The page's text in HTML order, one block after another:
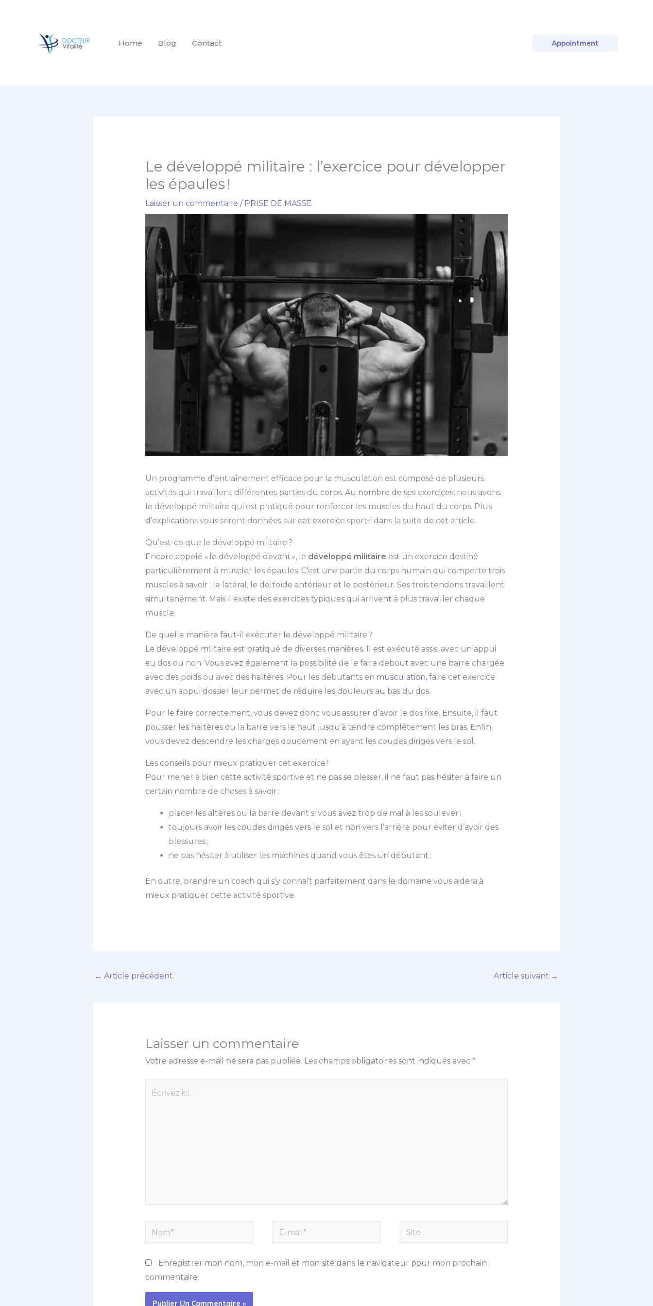
Home
Blog Contact Appointment
Le développé militaire : l’exercice pour développer
les épaules !
Laisser un commentaire / PRISE DE MASSE
Un programme d’entraînement efficace pour la musculation est composé de plusieurs
activités qui travaillent différentes parties du corps. Au nombre de ses exercices, nous avons
le développé militaire qui est pratiqué pour renforcer les muscles du haut du corps. Plus
d’explications vous seront données sur cet exercice sportif dans la suite de cet article.
Qu’est-ce que le développé militaire ?
Encore appelé « le développé devant », le développé militaire est un exercice destiné
particulièrement à muscler les épaules. C’est une partie du corps humain qui comporte trois
muscles à savoir : le latéral, le deltoïde antérieur et le postérieur. Ses trois tendons travaillent
simultanément. Mais il existe des exercices typiques qui arrivent à plus travailler chaque
muscle.
De quelle manière faut-il exécuter le développé militaire ?
Le développé militaire est pratiqué de diverses manières. Il est exécuté assis, avec un appui
au dos ou non. Vous avez également la possibilité de le faire debout avec une barre chargée
avec des poids ou avec des haltères. Pour les débutants en musculation, faire cet exercice
avec un appui dossier leur permet de réduire les douleurs au bas du dos.
Pour le faire correctement, vous devez donc vous assurer d’avoir le dos fixe. Ensuite, il faut
pousser les haltères ou la barre vers le haut jusqu’à tendre complètement les bras. Enfin,
vous devez descendre les charges doucement en ayant les coudes dirigés vers le sol.
Les conseils pour mieux pratiquer cet exercice !
Pour mener à bien cette activité sportive et ne pas se blesser, il ne faut pas hésiter à faire un
certain nombre de choses à savoir :
placer les altères ou la barre devant si vous avez trop de mal à les soulever ;
toujours avoir les coudes dirigés vers le sol et non vers l’arrière pour éviter d’avoir des
blessures ;
ne pas hésiter à utiliser les machines quand vous êtes un débutant ;
En outre, prendre un coach qui s’y connaît parfaitement dans le domaine vous aidera à
mieux pratiquer cette activité sportive.
← Article précédent Article suivant →
Laisser un commentaire
Votre adresse e-mail ne sera pas publiée. Les champs obligatoires sont indiqués avec *
Écrivez
Nom*
E-
mail*
Site
Enregistrer mon nom, mon e-mail et mon site dans le navigateur pour mon prochain
commentaire.